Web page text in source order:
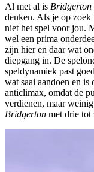
Al met al is Bridgerton
denken. Als je op zoek
niet het spel voor jou.
wel een prima
zijn hier en daar wat
diepgang in. De
speldynamiek past
wat saai aandoen en is
anticlimax, omdat de
verdienen, maar
Bridgerton met drie tot